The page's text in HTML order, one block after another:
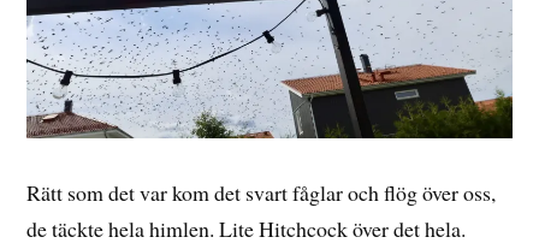
Rätt som det var kom det svart fåglar och flög över oss,
de täckte hela himlen. Lite Hitchcock över det hela.